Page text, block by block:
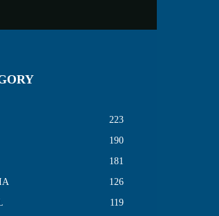
223
190
181
126
119